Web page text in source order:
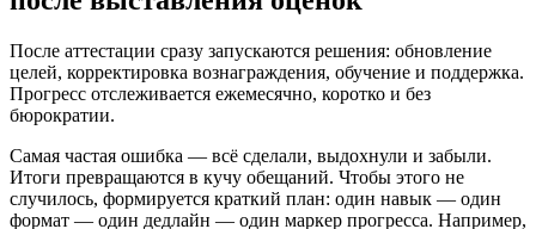
После аттестации сразу запускаются решения: обновление
целей, корректировка вознаграждения, обучение и поддержка.
Прогресс отслеживается ежемесячно, коротко и без
бюрократии.
Самая частая ошибка — всё сделали, выдохнули и забыли.
Итоги превращаются в кучу обещаний. Чтобы этого не
случилось, формируется краткий план: один навык — один
формат — один дедлайн — один маркер прогресса. Например,